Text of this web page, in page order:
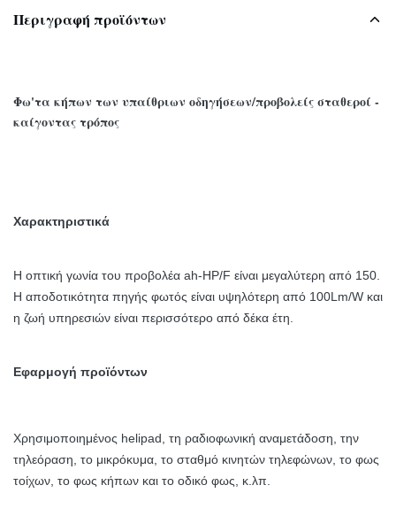
Περιγραφή προϊόντων
Φω'τα κήπων των υπαίθριων οδηγήσεων/προβολείς σταθεροί -
καίγοντας τρόπος
Χαρακτηριστικά
Η οπτική γωνία του προβολέα ah-HP/F είναι μεγαλύτερη από 150.
Η αποδοτικότητα πηγής φωτός είναι υψηλότερη από 100Lm/W και
η ζωή υπηρεσιών είναι περισσότερο από δέκα έτη.
Εφαρμογή προϊόντων
Χρησιμοποιημένος helipad, τη ραδιοφωνική αναμετάδοση, την
τηλεόραση, το μικρόκυμα, το σταθμό κινητών τηλεφώνων, το φως
τοίχων, το φως κήπων και το οδικό φως, κ.λπ.